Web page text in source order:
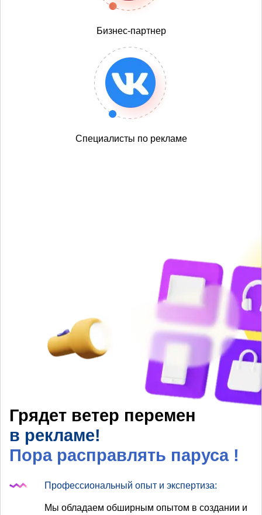
Бизнес-партнер
Специалисты по рекламе
Грядет ветер перемен
в рекламе!
Пора расправлять паруса !
Профессиональный опыт и экспертиза:
Мы обладаем обширным опытом в создании и